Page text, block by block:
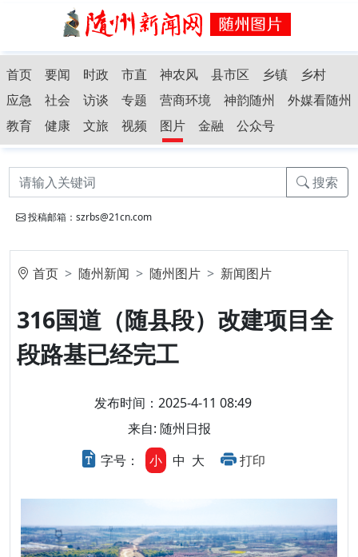
首页 要闻 时政 市直 神农风 县市区 乡镇
乡村
应急
社会 访谈 专题 营商环境 神韵随州
外媒看随州
教育
健康 文旅 视频 图片 金融 公众号
搜索
投稿邮箱：szrbs@21cn.com
首页 随州新闻 随州图片 新闻图片
316国道（随县段）改建项目全
段路基已经完工
发布时间：2025-4-11 08:49
来自: 随州日报
字号：
小 中 大 打印